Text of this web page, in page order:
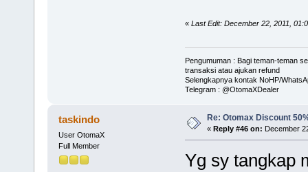
« Last Edit: December 22, 2011,
Pengumuman : Bagi teman-teman
transaksi atau ajukan refund
Selengkapnya kontak NoHP/
Telegram : @OtomaXDealer
taskindo
User OtomaX
Full Member
Re: Otomax Discount
« Reply #46 on: December
Yg sy tangkap